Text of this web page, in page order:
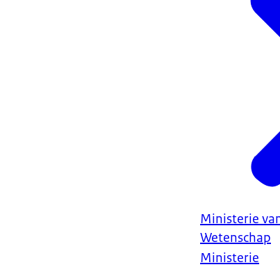
Ministerie
Wetenschap
Ministerie